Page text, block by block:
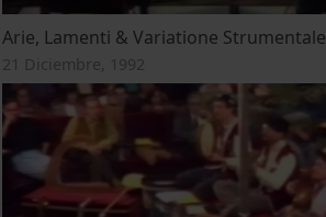
Arie, Lamenti & Variatione Strumentale
21 Diciembre, 1992